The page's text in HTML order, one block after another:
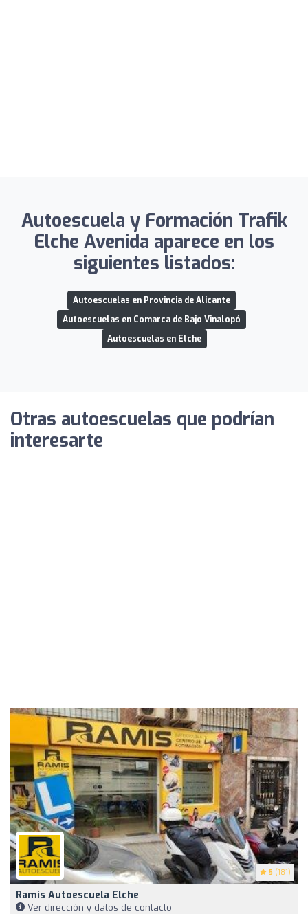
Autoescuela y Formación Trafik
Elche Avenida aparece en los
siguientes listados:
Autoescuelas en Provincia de Alicante
Autoescuelas en Comarca de Bajo Vinalopó
Autoescuelas en Elche
Otras autoescuelas que podrían
interesarte
5 (181)
Ramis Autoescuela Elche
Ver dirección y datos de contacto